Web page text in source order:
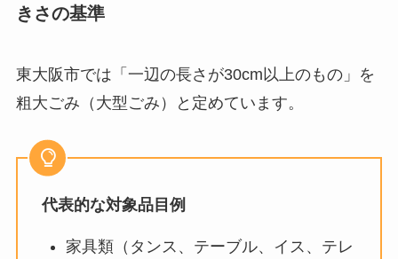
きさの基準
東大阪市では「一辺の長さが30cm以上のもの」を
粗大ごみ（大型ごみ）と定めています。
代表的な対象品目例
家具類（タンス、テーブル、イス、テレ